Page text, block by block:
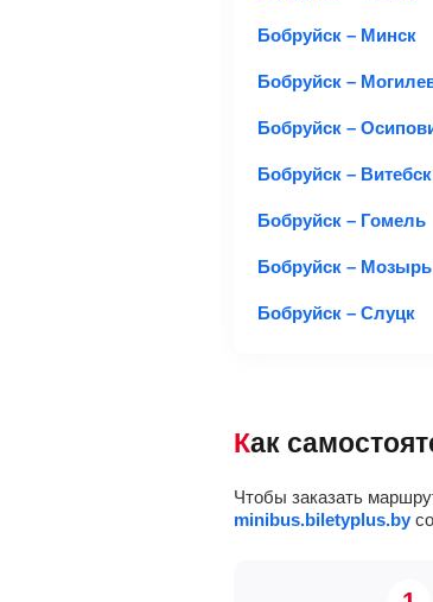
Бобруйск – Минск
Бобруйск –
Бобруйск –
Бобруйск – Витебск
Бобруйск – Гомель
Бобруйск – Мозырь
Бобруйск – Слуцк
Как
Чтобы заказать
minibus.biletyplus.by